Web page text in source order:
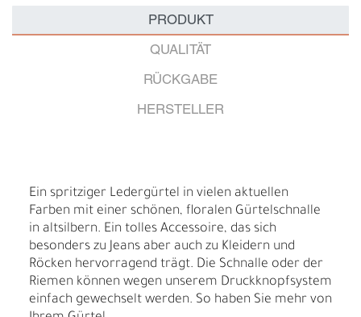
PRODUKT
QUALITÄT
RÜCKGABE
HERSTELLER
Ein spritziger Ledergürtel in vielen aktuellen
Farben mit einer schönen, floralen Gürtelschnalle
in altsilbern. Ein tolles Accessoire, das sich
besonders zu Jeans aber auch zu Kleidern und
Röcken hervorragend trägt. Die Schnalle oder der
Riemen können wegen unserem Druckknopfsystem
einfach gewechselt werden. So haben Sie mehr von